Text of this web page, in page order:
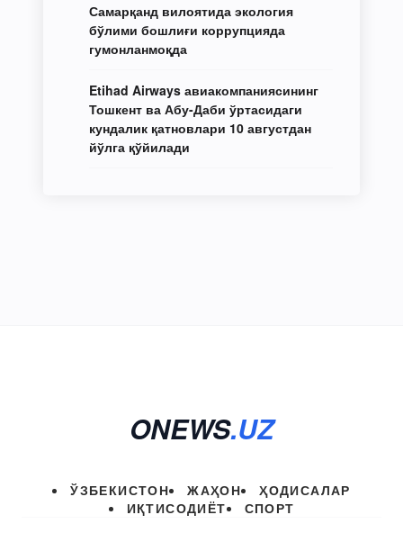
Самарқанд вилоятида экология
бўлими бошлиғи коррупцияда
гумонланмоқда
Etihad Airways авиакомпаниясининг
Тошкент ва Абу-Даби ўртасидаги
кундалик қатновлари 10 августдан
йўлга қўйилади
ONEWS.UZ
ЎЗБЕКИСТОН ЖАҲОН
ҲОДИСАЛАР
ИҚТИСОДИЁТ
СПОРТ